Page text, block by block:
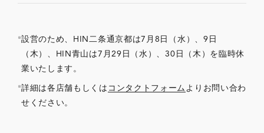
設営のため、HIN二条通京都は7月8日（水）、9日
（木）、HIN青山は7月29日（水）、30日（木）を臨時休
業いたします。
詳細は各店舗もしくは コンタクトフォームよりお問い合わ
せください。